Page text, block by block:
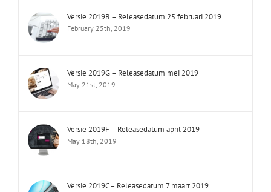
Versie 2019B – Releasedatum 25 februari 2019
February 25th, 2019
Versie 2019G – Releasedatum mei 2019
May 21st, 2019
Versie 2019F – Releasedatum april 2019
May 18th, 2019
Versie 2019C – Releasedatum 7 maart 2019